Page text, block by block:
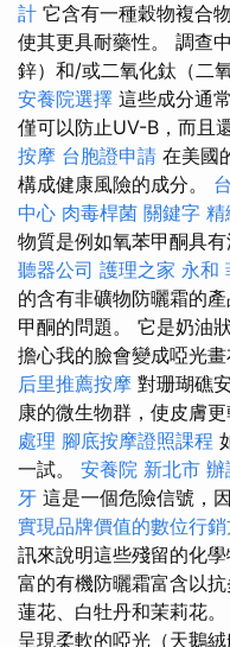
計 它含有一種穀物複合
使其更具耐藥性。 調查
鋅）和/或二氧化鈦（二
安養院選擇 這些成分通
僅可以防止UV-B，而且
按摩 台胞證申請 在美國
構成健康風險的成分。
中心 肉毒桿菌 關鍵字 精
物質是例如氧苯甲酮具
聽器公司 護理之家 永和
的含有非礦物防曬霜的
甲酮的問題。 它是奶油
擔心我的臉會變成啞光畫
后里推薦按摩 對珊瑚礁
康的微生物群，使皮膚更
處理 腳底按摩證照課程
一試。 安養院 新北市 辦
牙 這是一個危險信號，
實現品牌價值的數位行銷
訊來說明這些殘留的化
富的有機防曬霜富含以
蓮花、白牡丹和茉莉花
呈現柔軟的啞光（天鵝